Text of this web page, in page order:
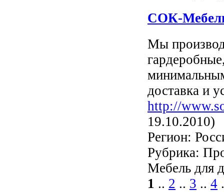
СОК-Мебель
Мы
доставка и
http://
19.10.2010)
Регион:
Рубрика:
Мебель для
1 .. 2 .. 3 .. 4